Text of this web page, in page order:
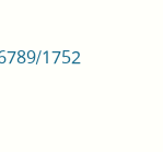
1752